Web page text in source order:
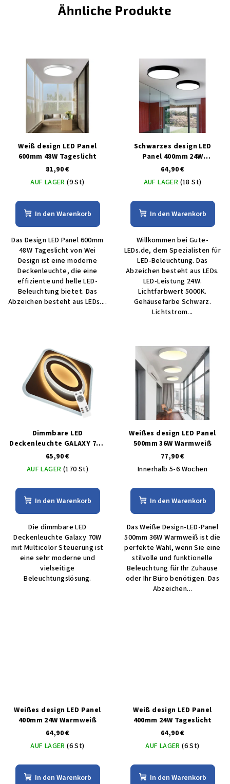
Ähnliche Produkte
Weiß design LED Panel
600mm 48W Tageslicht
81,90 €
AUF LAGER(9 St)
In den Warenkorb
Das Design LED Panel 600mm
48W Tageslicht von Wei
Design ist eine moderne
Deckenleuchte, die eine
effiziente und helle LED-
Beleuchtung bietet. Das
Abzeichen besteht aus LEDs....
Schwarzes design LED
Panel 400mm 24W
Tageslicht
64,90 €
AUF LAGER (18 St)
In den Warenkorb
Willkommen bei Gute-
LEDs.de, dem Spezialisten für
LED-Beleuchtung. Das
Abzeichen besteht aus LEDs.
LED-Leistung 24W.
Lichtfarbwert 5000K.
Gehäusefarbe Schwarz.
Lichtstrom...
Dimmbare LED
Deckenleuchte GALAXY 70W
mit MULTICOLOR-Steuerung
65,90 €
AUF LAGER (170 St)
In den Warenkorb
Die dimmbare LED
Deckenleuchte Galaxy 70W
mit Multicolor Steuerung ist
eine sehr moderne und
vielseitige
Beleuchtungslösung.
Weißes design LED Panel
500mm 36W Warmweiß
77,90 €
Innerhalb 5-6 Wochen
In den Warenkorb
Das Weiße Design-LED-Panel
500mm 36W Warmweiß ist die
perfekte Wahl, wenn Sie eine
stilvolle und funktionelle
Beleuchtung für Ihr Zuhause
oder Ihr Büro benötigen. Das
Abzeichen...
Weißes design LED Panel
400mm 24W Warmweiß
64,90 €
AUF LAGER(6 St)
In den Warenkorb
Weiß design LED Panel
400mm 24W Tageslicht
64,90 €
AUF LAGER(6 St)
In den Warenkorb